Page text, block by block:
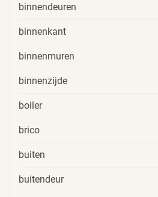
binnendeuren
binnenkant
binnenmuren
binnenzijde
boiler
brico
buiten
buitendeur